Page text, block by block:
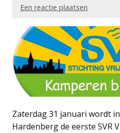
Een reactie plaatsen
Zaterdag 31 januari wordt
Hardenberg de eerste SVR